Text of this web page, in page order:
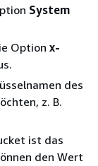
System
Option x-
des
z. B.
ist das
den Wert